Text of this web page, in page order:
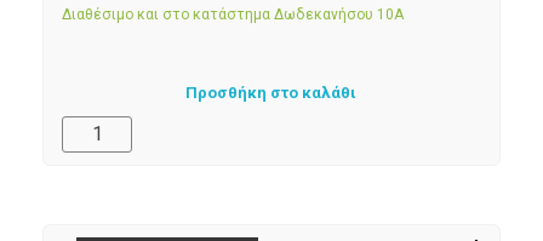
Διαθέσιμο και στο κατάστημα Δωδεκανήσου 10Α
Προσθήκη στο καλάθι